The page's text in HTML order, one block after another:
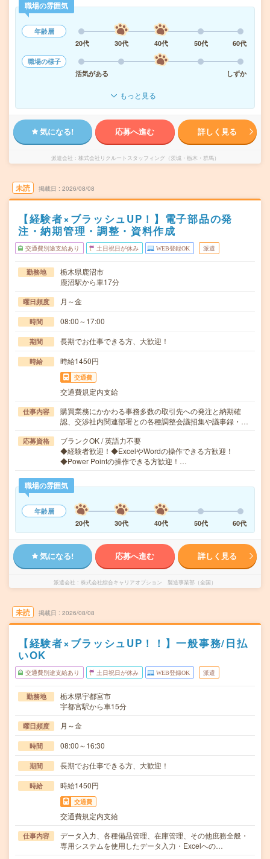
職場の雰囲気
年齢層
20代
30代 40代 50代
60代
職場の様子
活気がある
しずか
もっと見る
気になる! 応募へ進む 詳しく見る
派遣会社 株式会社リクルートスタッフィング（茨城・栃木・群馬）
未読 掲載日 2026/08/08
【経験者×ブラッシュUP！】電子部品の発
注・納期管理・調整・資料作成
交通費別途支給あり 土日祝日が休み WEB登録OK 派遣
勤務地
栃木県鹿沼市
鹿沼駅から車17分
曜日頻度 月～金
時間 08:00～17:00
期間 長期でお仕事できる方、大歓迎！
時給 時給1450円
交通費
交通費規定内支給
仕事内容
購買業務にかかわる事務多数の取引先への発注と納期確
認、交渉社内関連部署との各種調整会議招集や議事録・…
応募資格
ブランクOK / 英語力不要
◆経験者歓迎！◆ExcelやWordの操作できる方歓迎！
◆Power Pointの操作できる方歓迎！…
職場の雰囲気
年齢層
20代
30代 40代 50代 60代
気になる! 応募へ進む 詳しく見る
派遣会社 株式会社綜合キャリアオプション 製造事業部（全国）
未読 掲載日 2026/08/08
【経験者×ブラッシュUP！！】一般事務/日払
いOK
交通費別途支給あり 土日祝日が休み WEB登録OK 派遣
勤務地
栃木県宇都宮市
宇都宮駅から車15分
曜日頻度 月～金
時間 08:00～16:30
期間 長期でお仕事できる方、大歓迎！
時給 時給1450円
交通費
交通費規定内支給
仕事内容
データ入力、各種備品管理、在庫管理、その他庶務全般・
専用システムを使用したデータ入力・Excelへの…